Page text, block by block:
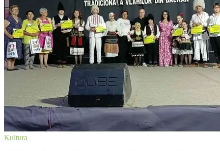
Kultura